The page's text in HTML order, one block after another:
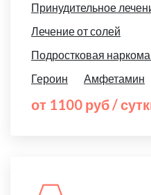
Принудительное
Лечение от солей
Подростковая
Героин
Амфетамин
от 1100 руб /